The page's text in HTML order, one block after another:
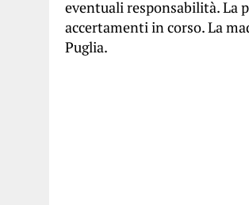
eventuali responsabilità. La
accertamenti in corso. La
Puglia.